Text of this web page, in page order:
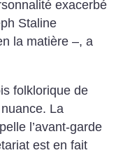
exacerbé
Staline
la matière –, a
folklorique de
La
l’avant-garde
est en fait